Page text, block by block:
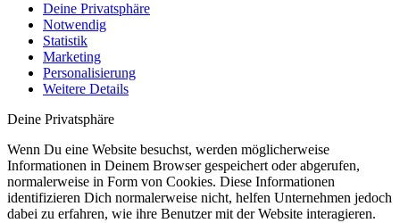
Deine Privatsphäre
Notwendig
Statistik
Marketing
Personalisierung
Weitere Details
Deine Privatsphäre
Wenn Du eine Website besuchst, werden möglicherweise
Informationen in Deinem Browser gespeichert oder abgerufen,
normalerweise in Form von Cookies. Diese Informationen
identifizieren Dich normalerweise nicht, helfen Unternehmen jedoch
dabei zu erfahren, wie ihre Benutzer mit der Website interagieren.